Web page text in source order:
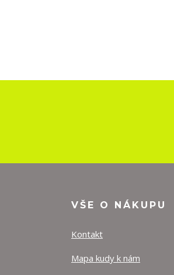
VŠE O NÁKUPU
Kontakt
Mapa kudy k nám